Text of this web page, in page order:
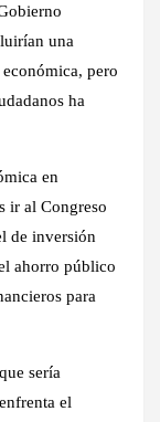
una
pero
ha
en
ir al Congreso
de inversión
ahorro público
para
sería
el